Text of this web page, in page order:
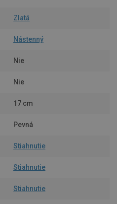
Zlatá
Nástenný
Nie
Nie
17 cm
Pevná
Stiahnutie
Stiahnutie
Stiahnutie